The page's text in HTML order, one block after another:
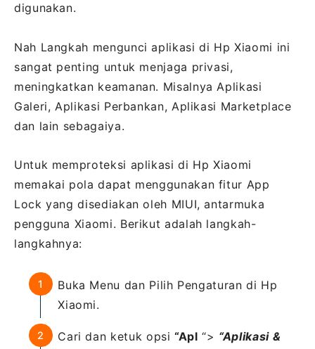
digunakan.
Nah Langkah mengunci aplikasi di Hp Xiaomi ini
sangat penting untuk menjaga privasi,
meningkatkan keamanan. Misalnya Aplikasi
Galeri, Aplikasi Perbankan, Aplikasi Marketplace
dan lain sebagaiya.
Untuk memproteksi aplikasi di Hp Xiaomi
memakai pola dapat menggunakan fitur App
Lock yang disediakan oleh MIUI, antarmuka
pengguna Xiaomi. Berikut adalah langkah-
langkahnya:
Buka Menu dan Pilih Pengaturan di Hp
Xiaomi.
Cari dan ketuk opsi“Apl “> “Aplikasi &